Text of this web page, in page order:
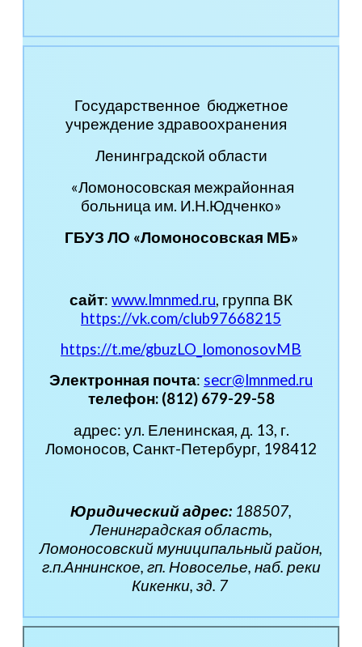
Государственное бюджетное
учреждение здравоохранения
Ленинградской области
«Ломоносовская межрайонная
больница им. И.Н.Юдченко»
ГБУЗ ЛО «Ломоносовская МБ»
сайт: www.lmnmed.ru, группа ВК
https://vk.com/club97668215
https://t.me/gbuzLO_lomonosovMB
Электронная почта: secr@lmnmed.ru
телефон: (812) 679-29-58
адрес: ул. Еленинская, д. 13, г.
Ломоносов, Санкт-Петербург, 198412
Юридический адрес: 188507,
Ленинградская область,
Ломоносовский муниципальный район,
г.п.Аннинское, гп. Новоселье, наб. реки
Кикенки, зд. 7